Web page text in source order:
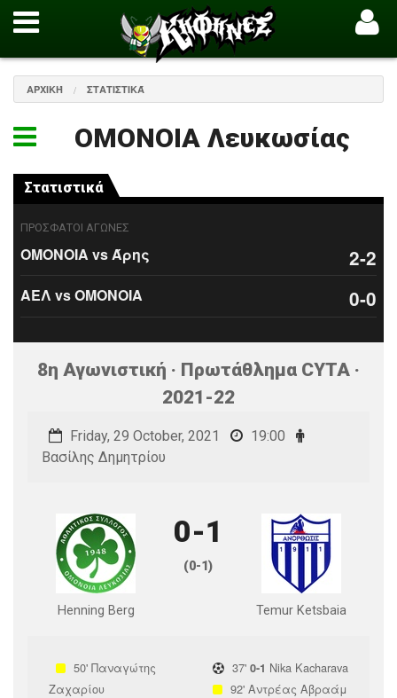
ΑΡΧΙΚΉ ΣΤΑΤΙΣΤΙΚΆ
ΟΜΟΝΟΙΑ Λευκωσίας
Στατιστικά
ΠΡΟΣΦΑΤΟΙ ΑΓΩΝΕΣ
ΟΜΟΝΟΙΑ vs Άρης 2-2
ΑΕΛ vs ΟΜΟΝΟΙΑ 0-0
8η Αγωνιστική · Πρωτάθλημα CYTA ·
2021-22
Friday, 29 October, 2021
19:00
Βασίλης Δημητρίου
Henning Berg
0-1
(0-1)
Temur Ketsbaia
50' Παναγώτης
Ζαχαρίου
37' 0-1 Nika Kacharava
92' Αντρέας Αβραάμ